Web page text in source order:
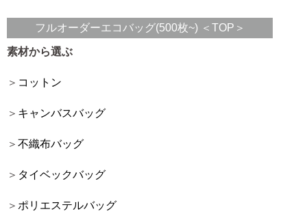
フルオーダーエコバッグ(500枚~) ＜TOP＞
素材から選ぶ
コットン
キャンバスバッグ
不織布バッグ
タイベックバッグ
ポリエステルバッグ